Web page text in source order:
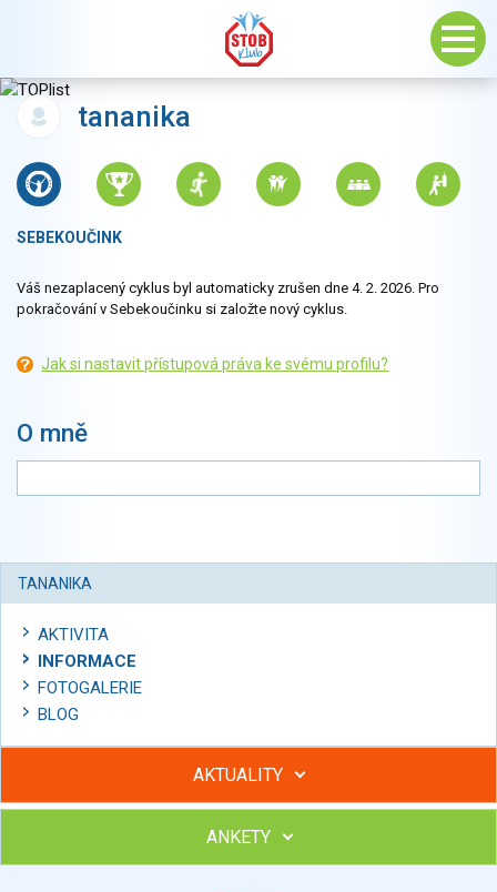
tananika
SEBEKOUČINK
Váš nezaplacený cyklus byl automaticky zrušen dne 4. 2. 2026. Pro
pokračování v Sebekoučinku si založte nový cyklus.
Jak si nastavit přístupová práva ke svému profilu?
O mně
TANANIKA
AKTIVITA
INFORMACE
FOTOGALERIE
BLOG
AKTUALITY
Hubněte s podporou lektorky a skupiny v kurzech STOBu
Chcete poradit s hubnutím? Najděte si odborníka STOBu ve
ANKETY